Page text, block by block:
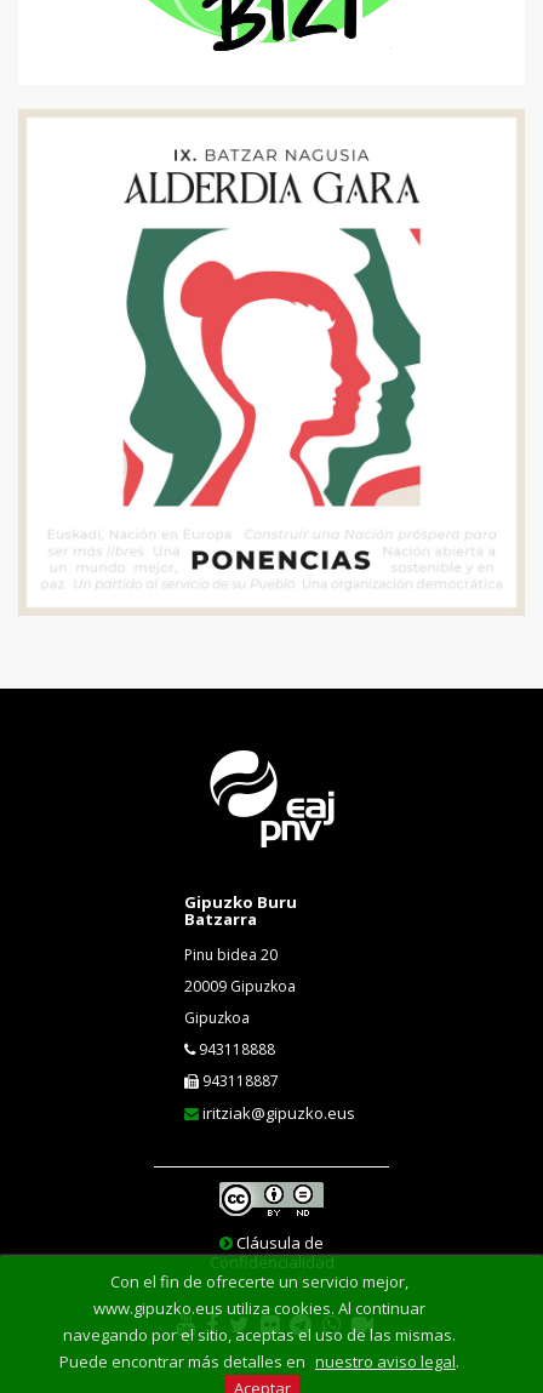
Con el fin de ofrecerte un servicio mejor,
www.gipuzko.eus utiliza cookies. Al continuar
navegando por el sitio, aceptas el uso de las mismas.
Puede encontrar más detalles en nuestro aviso legal.
Aceptar
Gipuzko Buru
Batzarra
Pinu bidea 20
20009 Gipuzkoa
Gipuzkoa
943118888
943118887
iritziak@gipuzko.eus
Cláusula de
Confidencialidad